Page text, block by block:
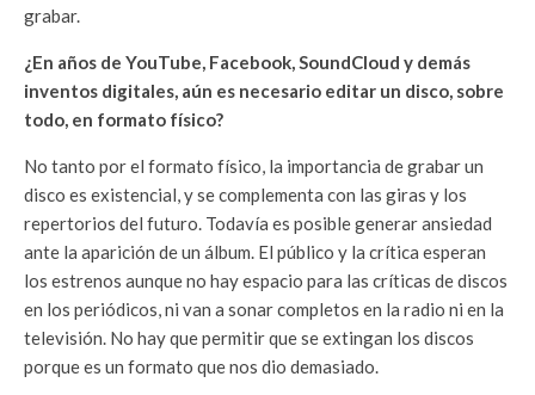
grabar.
¿En años de YouTube, Facebook, SoundCloud y demás
inventos digitales, aún es necesario editar un disco, sobre
todo, en formato físico?
No tanto por el formato físico, la importancia de grabar un
disco es existencial, y se complementa con las giras y los
repertorios del futuro. Todavía es posible generar ansiedad
ante la aparición de un álbum. El público y la crítica esperan
los estrenos aunque no hay espacio para las críticas de discos
en los periódicos, ni van a sonar completos en la radio ni en la
televisión. No hay que permitir que se extingan los discos
porque es un formato que nos dio demasiado.